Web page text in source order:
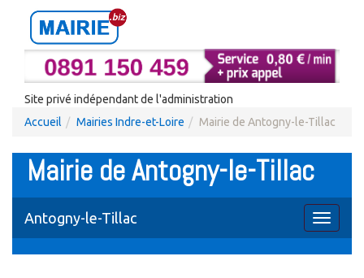
Site privé indépendant de l'administration
Accueil
Mairies Indre-et-Loire Mairie de Antogny-le-Tillac
Mairie de Antogny-le-Tillac
Toggle
Antogny-le-Tillac